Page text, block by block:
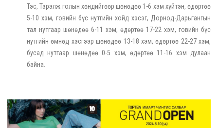
Тэс, Тэрэлж голын хөндийгөөр шөнөдөө 1-6 хэм хүйтэн, өдөртөө
5-10 хэм, говийн бүс нутгийн хойд хэсэг, Дорнод-Дарьгангын
тал нутгаар шөнөдөө 6-11 хэм, өдөртөө 17-22 хэм, говийн бүс
нутгийн өмнөд хэсгээр шөнөдөө 13-18 хэм, өдөртөө 22-27 хэм,
бусад нутгаар шөнөдөө 0-5 хэм, өдөртөө 11-16 хэм дулаан
байна.